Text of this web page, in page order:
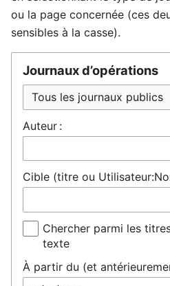
ou la page concernée (ces
sensibles à la casse).
Journaux d’opérations
Auteur :
Cible (titre ou
Chercher parmi les
texte
À partir du (et